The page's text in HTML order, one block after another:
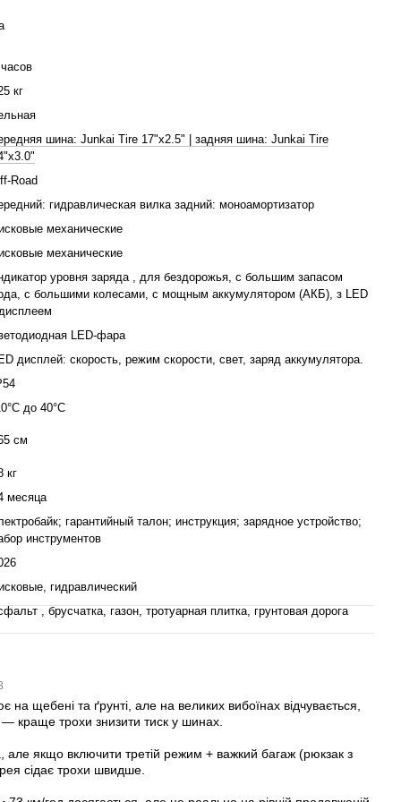
дороги
и мощному двигателю.
комфорт на любом покрытии
даже при длительных поездках
Wish 01
которые ценят стиль и практичность
, предпочитающих скорость и комфорт
который сочетает мощность, комфорт и
вы получите надёжный транспорт для города и
свободу движения и настоящее удовольствие от каждой
кг
шина: Junkai Tire 17"x2.5" | задняя шина: Junkai Tire
Road
гидравлическая вилка задний: моноамортизатор
механические
механические
уровня заряда , для бездорожья, с большим запасом
с большими колесами, с мощным аккумулятором (АКБ), з LED
LED-фара
дисплей: скорость, режим скорости, свет, заряд аккумулятора.
до 40°C
см
кг
месяца
гарантийный талон; инструкция; зарядное устройство;
инструментов
гидравлический
, брусчатка, газон, тротуарная плитка, грунтовая дорога
на щебені та ґрунті, але на великих вибоїнах відчувається,
краще трохи знизити тиск у шинах.
але якщо включити третій режим + важкий багаж (рюкзак з
сідає трохи швидше.